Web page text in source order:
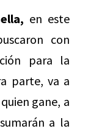
en este
con
para la
parte, va a
gane, a
a la